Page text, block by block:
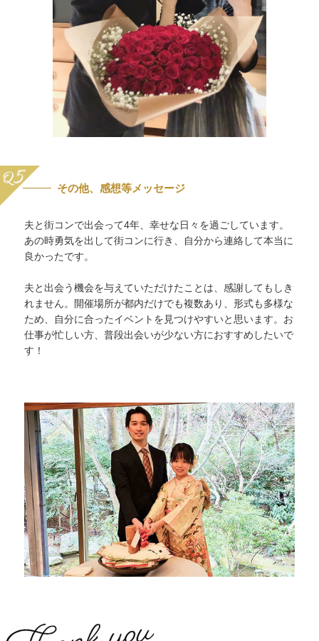
その他、感想等メッセージ
夫と街コンで出会って4年、幸せな日々を過ごしています。
あの時勇気を出して街コンに行き、自分から連絡して本当に
良かったです。
夫と出会う機会を与えていただけたことは、感謝してもしき
れません。開催場所が都内だけでも複数あり、形式も多様な
ため、自分に合ったイベントを見つけやすいと思います。お
仕事が忙しい方、普段出会いが少ない方におすすめしたいで
す！